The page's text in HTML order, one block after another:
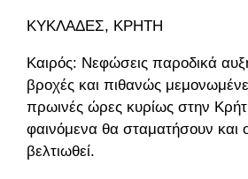
ΚΥΚΛΑΔΕΣ, ΚΡΗΤΗ
Καιρός: Νεφώσεις παροδικά
βροχές και πιθανώς
πρωινές ώρες κυρίως στην
φαινόμενα θα σταματήσουν και
βελτιωθεί.